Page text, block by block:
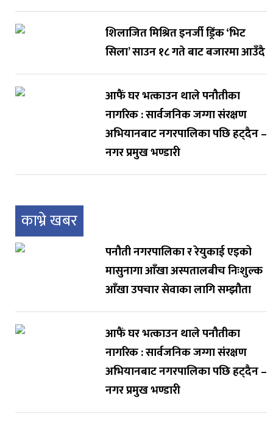
शिलाजित मिश्रित इनर्जी ड्रिंक ‘भिट
सिला’ साउन १८ गते बाट बजारमा आउँदै
आफैं घर भत्काउन थाले पनौतीका
नागरिक : सार्वजनिक जग्गा संरक्षण
अभियानबाट नगरपालिका पछि हट्दैन –
नगर प्रमुख भण्डारी
काभ्रे खबर
पनौती नगरपालिका र रेयुकाई एइको
मासुनागा आँखा अस्पतालबीच निःशुल्क
आँखा उपचार सेवाका लागि सम्झौता
आफैं घर भत्काउन थाले पनौतीका
नागरिक : सार्वजनिक जग्गा संरक्षण
अभियानबाट नगरपालिका पछि हट्दैन –
नगर प्रमुख भण्डारी